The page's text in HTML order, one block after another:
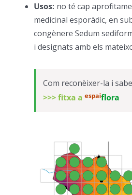
Usos: no té cap
medicinal esporàdic, en
congènere Sedum
i designats amb els
Com reconèixer-la i
>>> fitxa a espaiflora